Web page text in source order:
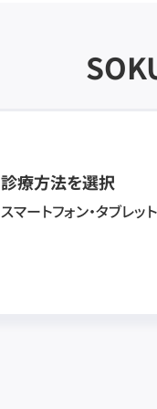
診療方法を選択
スマートフォン・タブレ